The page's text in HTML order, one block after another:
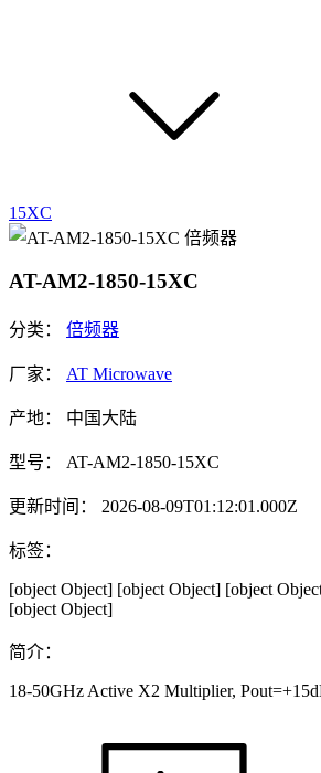
15XC
AT-AM2-1850-15XC
分类： 倍频器
厂家： AT Microwave
产地： 中国大陆
型号： AT-AM2-1850-15XC
更新时间： 2026-08-09T01:12:01.000Z
标签：
[object Object] [object Object] [object
[object Object]
简介：
18-50GHz Active X2 Multiplier,